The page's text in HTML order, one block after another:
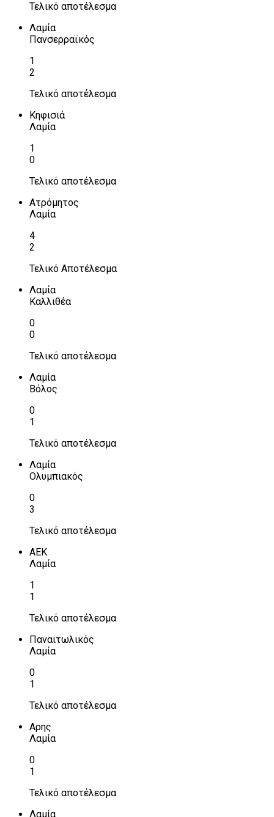
Τελικό αποτέλεσμα
Λαμία
Πανσερραϊκός
1
2
Τελικό αποτέλεσμα
Κηφισιά
Λαμία
1
0
Τελικό αποτέλεσμα
Ατρόμητος
Λαμία
4
2
Τελικό Αποτέλεσμα
Λαμία
Καλλιθέα
0
0
Τελικό αποτέλεσμα
Λαμία
Βόλος
0
1
Τελικό αποτέλεσμα
Λαμία
Ολυμπιακός
0
3
Τελικό αποτέλεσμα
ΑΕΚ
Λαμία
1
1
Τελικό αποτέλεσμα
Παναιτωλικός
Λαμία
0
1
Τελικό αποτέλεσμα
Αρης
Λαμία
0
1
Τελικό αποτέλεσμα
Λαμία